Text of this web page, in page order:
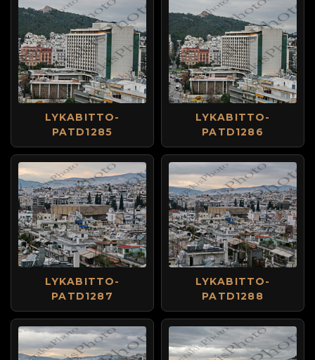
LYKABITTO-
PATD1285
LYKABITTO-
PATD1286
LYKABITTO-
PATD1287
LYKABITTO-
PATD1288